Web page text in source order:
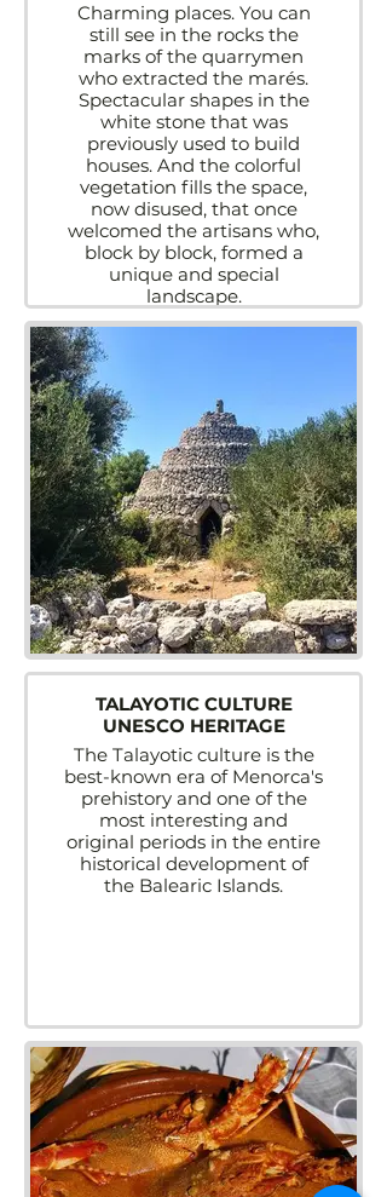
Charming places. You can
still see in the rocks the
marks of the quarrymen
who extracted the marés.
Spectacular shapes in the
white stone that was
previously used to build
houses. And the colorful
vegetation fills the space,
now disused, that once
welcomed the artisans who,
block by block, formed a
unique and special
landscape.
TALAYOTIC CULTURE
UNESCO HERITAGE
The Talayotic culture is the
best-known era of Menorca's
prehistory and one of the
most interesting and
original periods in the entire
historical development of
the Balearic Islands.